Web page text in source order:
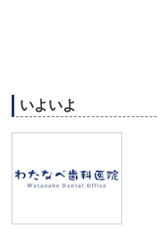
いよいよ